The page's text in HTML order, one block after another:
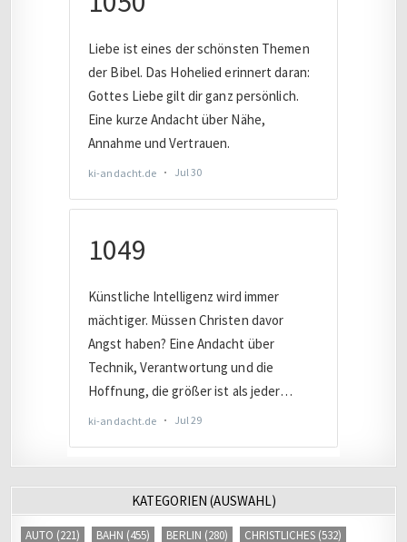
KATEGORIEN (AUSWAHL)
AUTO (221) BAHN (455) BERLIN (280) CHRISTLICHES (532)